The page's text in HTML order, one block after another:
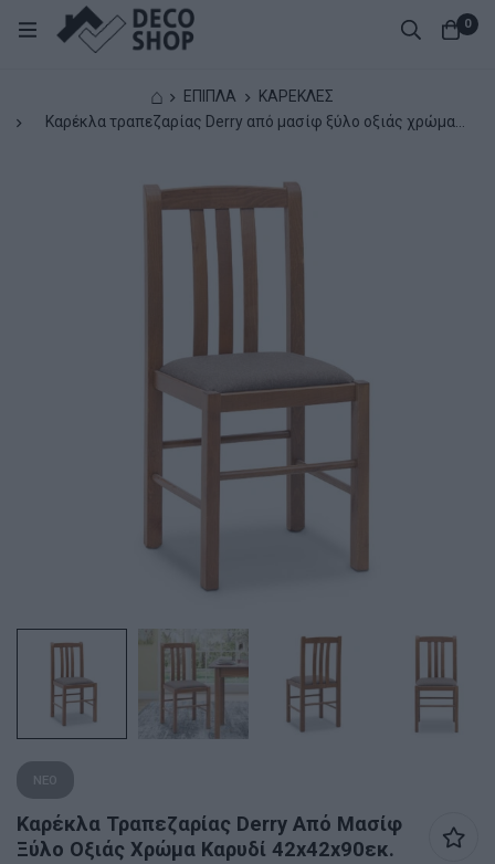
0
⌂ ΕΠΙΠΛΑ
ΚΑΡΕΚΛΕΣ
Καρέκλα τραπεζαρίας Derry από μασίφ ξύλο οξιάς χρώμα
ΝΕΟ
Καρέκλα Τραπεζαρίας Derry Από Μασίφ
Ξύλο Οξιάς Χρώμα Καρυδί 42x42x90εκ.